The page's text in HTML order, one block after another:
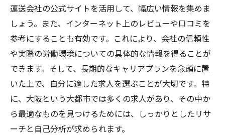
おすすめ一覧
トラックドライバー向け求人情報誌の紹介
求人情報サイトと雑誌の使い分け方
大阪のトラックドライバー求人サイトの最
新情報
求人情報誌の読み方と活用法
大阪でトラックドライバー求人を探すため
の必見サイト
運送会社の公式サイトを活用して、幅広い情報を集めま
しょう。また、インターネット上のレビューや口コミを
参考にすることも有効です。これにより、会社の信頼性
や実際の労働環境についての具体的な情報を得ることが
できます。そして、長期的なキャリアプランを念頭に置
いた上で、自分に適した求人を選ぶことが大切です。特
に、大阪という大都市では多くの求人があり、その中か
ら最適なものを見つけるためには、しっかりとしたリサ
ーチと自己分析が求められます。